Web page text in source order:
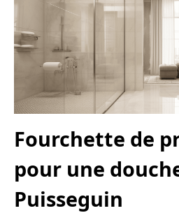
Fourchette de
pour une
Puisseguin